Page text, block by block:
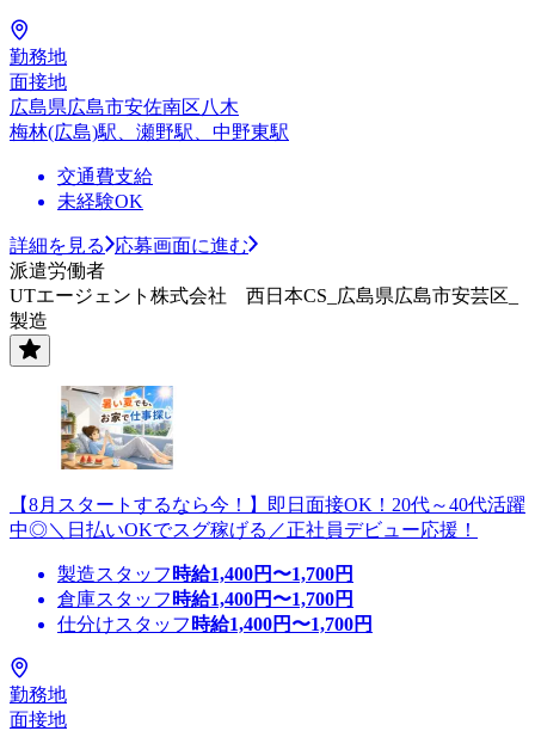
勤務地
面接地
広島県広島市安佐南区八木
梅林(広島)駅、瀬野駅、中野東駅
交通費支給
未経験OK
詳細を見る
応募画面に進む
派遣労働者
UTエージェント株式会社 西日本CS_広島県広島市安芸区_
製造
【8月スタートするなら今！】即日面接OK！20代～40代活躍
中◎＼日払いOKでスグ稼げる／正社員デビュー応援！
製造スタッフ 時給1,400円〜1,700円
倉庫スタッフ 時給1,400円〜1,700円
仕分けスタッフ 時給1,400円〜1,700円
勤務地
面接地